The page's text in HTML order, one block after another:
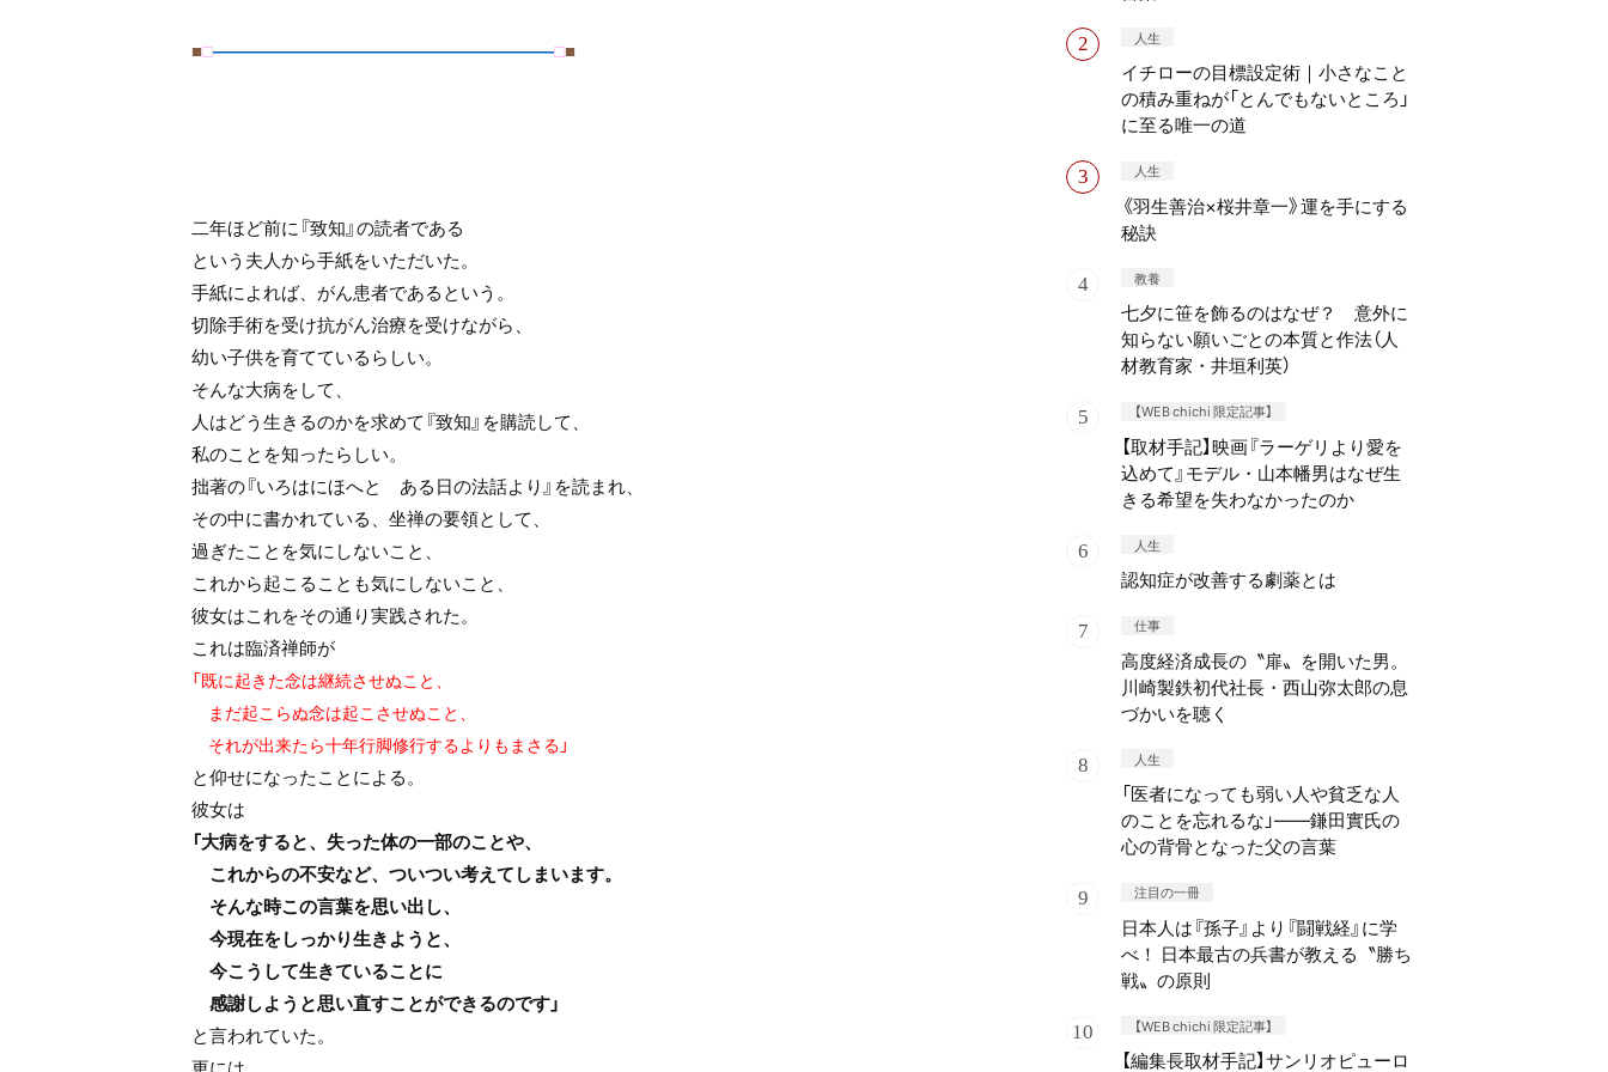
■□―――――――――――――――――――□■
二年ほど前に『致知』の読者である
という夫人から手紙をいただいた。
手紙によれば、がん患者であるという。
切除手術を受け抗がん治療を受けながら、
幼い子供を育てているらしい。
そんな大病をして、
人はどう生きるのかを求めて『致知』を購読して、
私のことを知ったらしい。
拙著の『いろはにほへと ある日の法話より』を読まれ、
その中に書かれている、坐禅の要領として、
過ぎたことを気にしないこと、
これから起こることも気にしないこと、
彼女はこれをその通り実践された。
これは臨済禅師が
「既に起きた念は継続させぬこと、
まだ起こらぬ念は起こさせぬこと、
それが出来たら十年行脚修行するよりもまさる」
と仰せになったことによる。
彼女は
「大病をすると、失った体の一部のことや、
これからの不安など、ついつい考えてしまいます。
そんな時この言葉を思い出し、
今現在をしっかり生きようと、
今こうして生きていることに
感謝しようと思い直すことができるのです」
と言われていた。
人生
イチローの目標設定術｜小さなこと
の積み重ねが「とんでもないところ」
に至る唯一の道
人生
《羽生善治×桜井章一》運を手にする
秘訣
教養
七夕に笹を飾るのはなぜ？ 意外に
知らない願いごとの本質と作法（人
材教育家・井垣利英）
【WEB chichi 限定記事】
【取材手記】映画『ラーゲリより愛を
込めて』モデル・山本幡男はなぜ生
きる希望を失わなかったのか
人生
認知症が改善する劇薬とは
仕事
高度経済成長の〝扉〟を開いた男。
川崎製鉄初代社長・西山弥太郎の息
づかいを聴く
人生
「医者になっても弱い人や貧乏な人
のことを忘れるな」——鎌田實氏の
心の背骨となった父の言葉
注目の一冊
日本人は『孫子』より『闘戦経』に学
べ！ 日本最古の兵書が教える〝勝ち
戦〟の原則
【WEB chichi 限定記事】
【編集長取材手記】サンリオピューロ